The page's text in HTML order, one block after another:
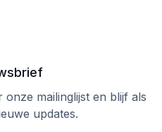
mailinglijst en blijf als
updates.